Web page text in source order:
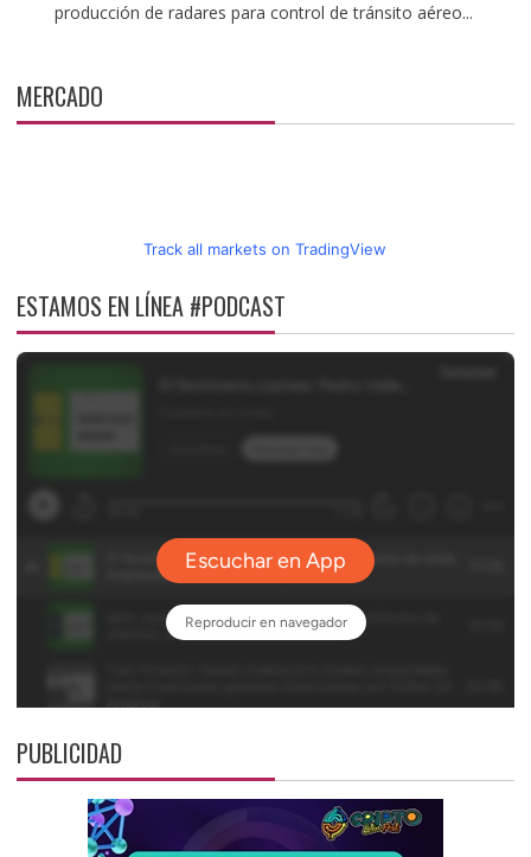
producción de radares para control de tránsito aéreo...
MERCADO
Track all markets on TradingView
ESTAMOS EN LÍNEA #PODCAST
PUBLICIDAD